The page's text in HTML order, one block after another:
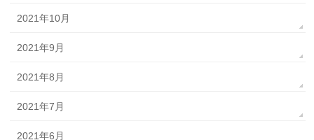
2021年10月
2021年9月
2021年8月
2021年7月
2021年6月